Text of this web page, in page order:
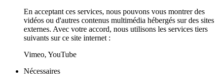
En acceptant ces services, nous pouvons vous montrer des
vidéos ou d'autres contenus multimédia hébergés sur des sites
externes. Avec votre accord, nous utilisons les services tiers
suivants sur ce site internet :
Vimeo, YouTube
Nécessaires